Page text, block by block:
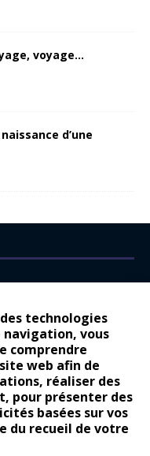
technologies
vous
comprendre
web afin de
réaliser des
pour présenter des
basées sur vos
du recueil de votre
voyage…
d’une
Citroën